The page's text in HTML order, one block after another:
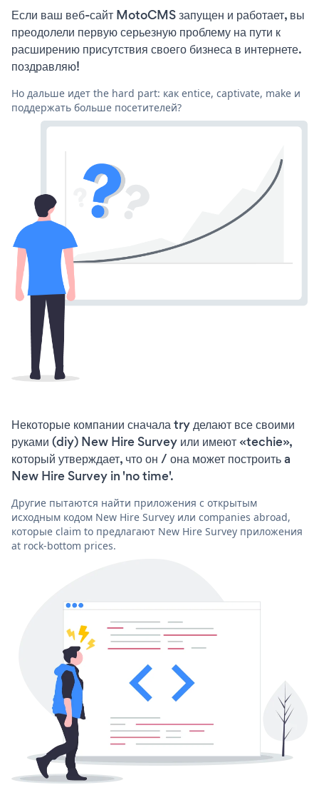
Если ваш веб-сайт MotoCMS запущен и работает, вы
преодолели первую серьезную проблему на пути к
расширению присутствия своего бизнеса в интернете.
поздравляю!
Но дальше идет the hard part: как entice, captivate, make и
поддержать больше посетителей?
Некоторые компании сначала try делают все своими
руками (diy) New Hire Survey или имеют «techie»,
который утверждает, что он / она может построить a
New Hire Survey in 'no time'.
Другие пытаются найти приложения с открытым
исходным кодом New Hire Survey или companies abroad,
которые claim to предлагают New Hire Survey приложения
at rock-bottom prices.